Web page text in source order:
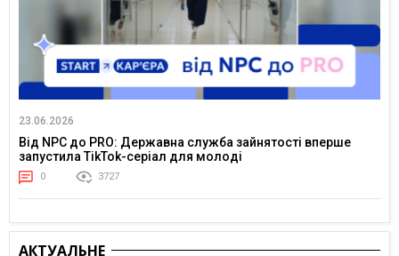
23.06.2026
Від NPC до PRO: Державна служба зайнятості вперше
запустила TikTok-серіал для молоді
0 3727
АКТУАЛЬНЕ